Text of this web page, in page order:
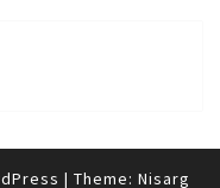
| Theme: Nisarg